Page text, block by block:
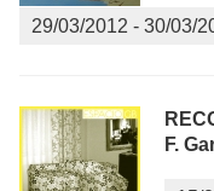
29/03/2012 - 30/03/
F.